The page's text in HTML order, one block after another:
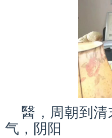
醫，周朝到
气，阴阳